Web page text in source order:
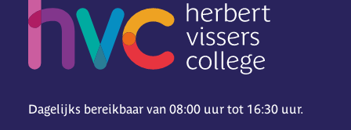
Dagelijks bereikbaar van 08:00 uur tot 16:30 uur.